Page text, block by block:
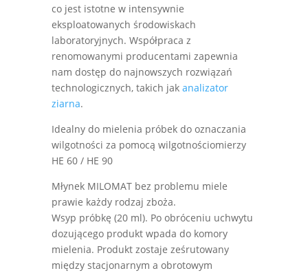
co jest istotne w intensywnie
eksploatowanych środowiskach
laboratoryjnych. Współpraca z
renomowanymi producentami zapewnia
nam dostęp do najnowszych rozwiązań
technologicznych, takich jak analizator
ziarna.
Idealny do mielenia próbek do oznaczania
wilgotności za pomocą wilgotnościomierzy
HE 60 / HE 90
Młynek MILOMAT bez problemu miele
prawie każdy rodzaj zboża.
Wsyp próbkę (20 ml). Po obróceniu uchwytu
dozującego produkt wpada do komory
mielenia. Produkt zostaje ześrutowany
między stacjonarnym a obrotowym